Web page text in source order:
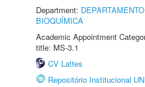
Department:
BIOQUÍMICA
Academic Appointment
title: MS-3.1
CV Lattes
Repositório Institucional